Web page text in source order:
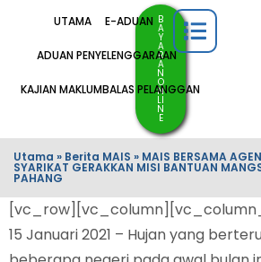
UTAMA E-ADUAN
ADUAN PENYELENGGARAAN
KAJIAN MAKLUMBALAS PELANGGAN
B
A
Y
A
R
A
N
O
N
LI
N
E
Utama » Berita MAIS » MAIS BERSAMA
SYARIKAT GERAKKAN MISI BANTUAN
PAHANG
15 Januari 2021 – Hujan yang